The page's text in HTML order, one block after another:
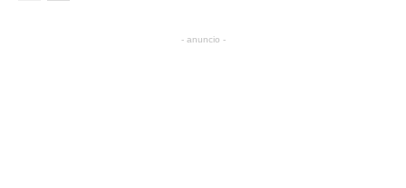
- anuncio -